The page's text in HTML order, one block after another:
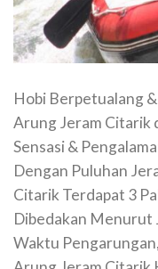
Hobi Berpetualang
Arung Jeram Citarik
Sensasi &
Dengan Puluhan
Citarik Terdapat 3
Dibedakan Menurut
Waktu